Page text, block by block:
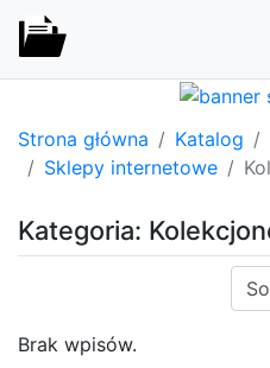
Strona główna Katalog
Sklepy internetowe
Kategoria:
Brak wpisów.